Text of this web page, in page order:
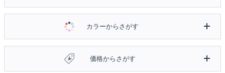
カラーからさがす
価格からさがす